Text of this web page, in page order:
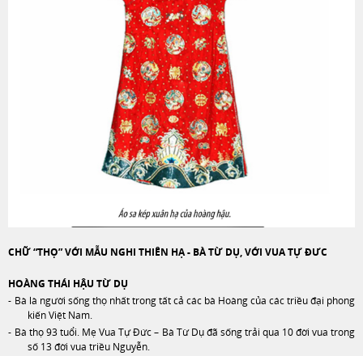
CHỮ “THỌ” VỚI MẪU NGHI THIÊN HẠ - BÀ TỪ DỤ, VỚI VUA TỰ ĐƯC
HOÀNG THÁI HẬU TỪ DỤ
- Bà là người sống thọ nhất trong tất cả các bà Hoàng của các triều đại phong
kiến Việt Nam.
- Bà thọ 93 tuổi. Mẹ Vua Tự Đức – Bà Từ Dụ đã sống trải qua 10 đời vua trong
số 13 đời vua triều Nguyễn.